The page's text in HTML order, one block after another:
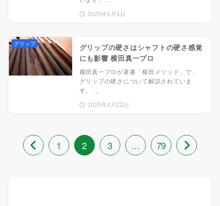
2025年5月4日
グリップの硬さはシャフトの硬さ感覚
にも影響 横田真一プロ
横田真一プロが著書「横田メソッド」で、
グリップの硬さについて解説されていま
す。 ...
2025年4月22日
グリップ
1 2 3 … 79